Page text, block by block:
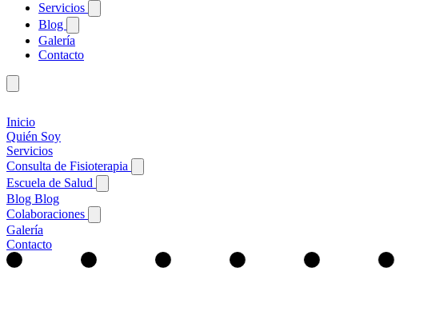
Servicios
Blog
Galería
Contacto
Inicio
Quién Soy
Servicios
Consulta de Fisioterapia
Escuela de Salud
Blog Blog
Colaboraciones
Galería
Contacto